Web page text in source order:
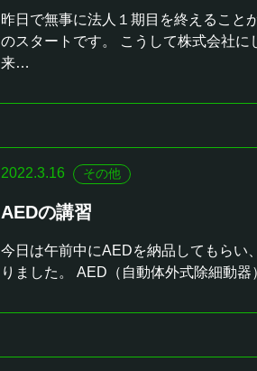
昨日で無事に法人１期目を終えること
のスタートです。 こうして株式会社に
来…
2022.3.16 その他
AEDの講習
今日は午前中にAEDを納品してもらい
りました。 AED（自動体外式除細動